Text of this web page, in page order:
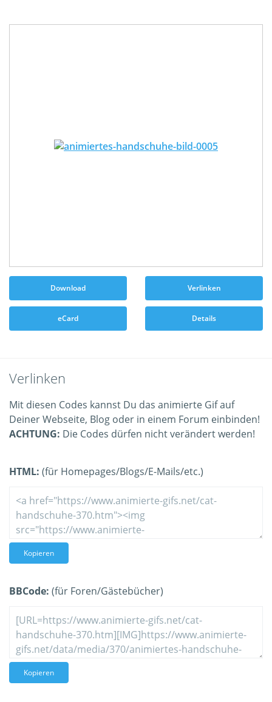
Download Verlinken
eCard Details
Verlinken
Mit diesen Codes kannst Du das animierte Gif auf
Deiner Webseite, Blog oder in einem Forum einbinden!
ACHTUNG: Die Codes dürfen nicht verändert werden!
HTML: (für Homepages/Blogs/E-Mails/etc.)
Kopieren
BBCode: (für Foren/Gästebücher)
Kopieren